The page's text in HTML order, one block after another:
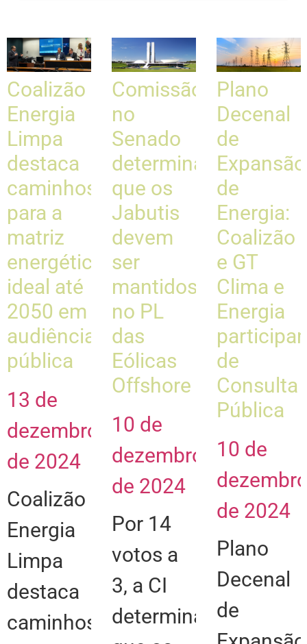
Coalizão
Energia
Limpa
destaca
caminhos
para a
matriz
energética
ideal até
2050 em
audiência
pública
13 de
dezembro
de 2024
Coalizão
Energia
Limpa
destaca
caminhos
Comissão
no
Senado
determina
que os
Jabutis
devem
ser
mantidos
no PL
das
Eólicas
Offshore
10 de
dezembro
de 2024
Por 14
votos a
3, a CI
determina
Plano
Decenal
de
Expansão
de
Energia:
Coalizão
e GT
Clima e
Energia
de
Consulta
Pública
10 de
de 2024
Plano
Decenal
de